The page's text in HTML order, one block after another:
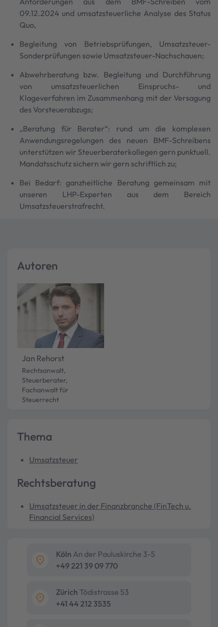
09.12.2024 und umsatzsteuerliche Analyse des Status
Quo,
Begleitung von Betriebsprüfungen, Umsatzsteuer-
Sonderprüfungen sowie Umsatzsteuer-Nachschauen;
Abwehrberatung bzw. Begleitung und Durchführung
von umsatzsteuerlichen Einspruchs- und
Klageverfahren im Zusammenhang mit der Versagung
des Vorsteuerabzugs;
„Beratung für Berater“: rund um die komplexen
Anwendungsregelungen des neuen BMF-Schreibens
unterstützen wir Steuerberaterkollegen gern punktuell.
Mandatsschutz sichern wir gern schriftlich zu;
Bei Bedarf: ganzheitliche Beratung gemeinsam mit
unseren LHP-Experten aus dem Bereich
Umsatzsteuerstrafrecht.
Autoren
Jan Rehorst
Rechtsanwalt,
Steuerberater,
Fachanwalt für
Steuerrecht
Thema
Umsatzsteuer
Rechtsberatung
Umsatzsteuer in der Finanzbranche (FinTech u.
Financial Services)
Köln An der Pauluskirche 3-5
+49 221 39 09 770
Zürich Tödistrasse 53
+41 44 212 3535